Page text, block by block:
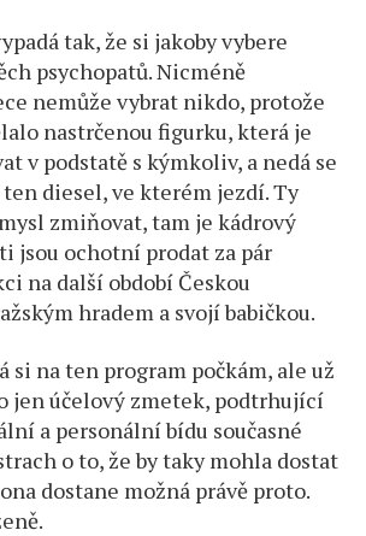
tak, že si jakoby vybere
psychopatů. Nicméně
nemůže vybrat nikdo, protože
nastrčenou figurku, která je
v podstatě s kýmkoliv, a nedá se
diesel, ve kterém jezdí. Ty
zmiňovat, tam je kádrový
jsou ochotní prodat za pár
na další období Českou
hradem a svojí babičkou.
si na ten program počkám, ale už
jen účelový zmetek, podtrhující
a personální bídu současné
o to, že by taky mohla dostat
dostane možná právě proto.